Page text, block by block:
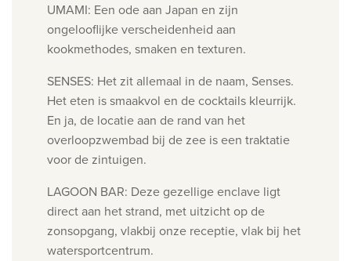
UMAMI: Een ode aan Japan en zijn
ongelooflijke verscheidenheid aan
kookmethodes, smaken en texturen.
SENSES: Het zit allemaal in de naam, Senses.
Het eten is smaakvol en de cocktails kleurrijk.
En ja, de locatie aan de rand van het
overloopzwembad bij de zee is een traktatie
voor de zintuigen.
LAGOON BAR: Deze gezellige enclave ligt
direct aan het strand, met uitzicht op de
zonsopgang, vlakbij onze receptie, vlak bij het
watersportcentrum.